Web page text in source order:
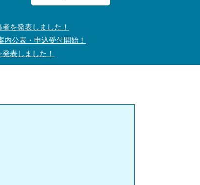
を発表しました！
公表・申込受付開始！
表しました！